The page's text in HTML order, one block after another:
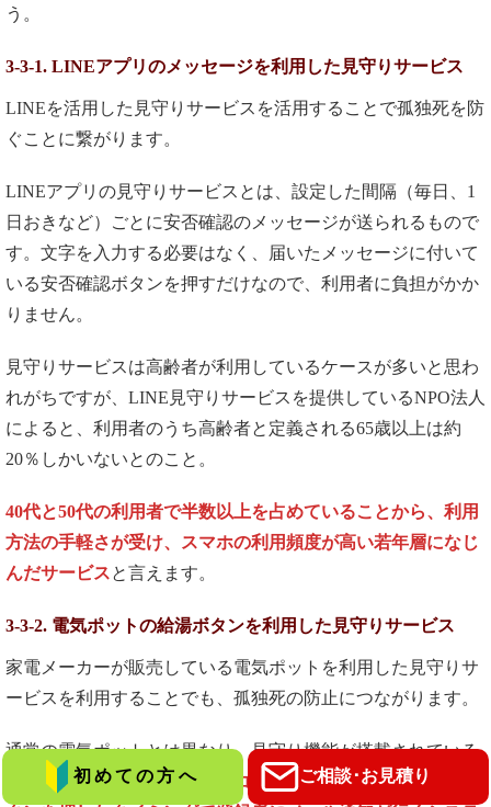
ご相談･お見積り
う。
3-3-1. LINEアプリのメッセージを利用した見守りサービス
LINEを活用した見守りサービスを活用することで孤独死を防
ぐことに繋がります。
LINEアプリの見守りサービスとは、設定した間隔（毎日、1
日おきなど）ごとに安否確認のメッセージが送られるもので
す。文字を入力する必要はなく、届いたメッセージに付いて
いる安否確認ボタンを押すだけなので、利用者に負担がかか
りません。
見守りサービスは高齢者が利用しているケースが多いと思わ
れがちですが、LINE見守りサービスを提供しているNPO法人
によると、利用者のうち高齢者と定義される65歳以上は約
20％しかいないとのこと。
40代と50代の利用者で半数以上を占めていることから、利用
方法の手軽さが受け、スマホの利用頻度が高い若年層になじ
んだサービスと言えます。
3-3-2. 電気ポットの給湯ボタンを利用した見守りサービス
家電メーカーが販売している電気ポットを利用した見守りサ
ービスを利用することでも、孤独死の防止につながります。
通常の電気ポットとは異なり、見守り機能が搭載されている
機種を利用することで、 電源コードを差し込んだり、給湯ボ
初めての方へ